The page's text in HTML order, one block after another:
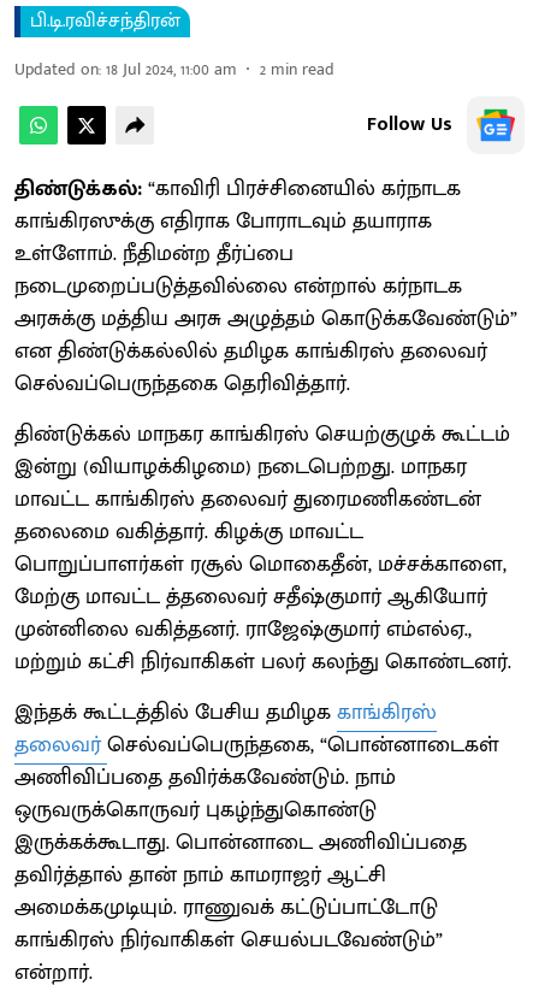
பி.டி.ரவிச்சந்திரன்
Updated on:18 Jul 2024, 11:00 am 2 min read
Follow Us
திண்டுக்கல்:“காவிரி பிரச்சினையில் கர்நாடக
காங்கிரஸுக்கு எதிராக போராடவும் தயாராக
உள்ளோம். நீதிமன்ற தீர்ப்பை
நடைமுறைப்படுத்தவில்லை என்றால் கர்நாடக
அரசுக்கு மத்திய அரசு அழுத்தம் கொடுக்கவேண்டும்”
என திண்டுக்கல்லில் தமிழக காங்கிரஸ் தலைவர்
செல்வப்பெருந்தகை தெரிவித்தார்.
திண்டுக்கல் மாநகர காங்கிரஸ் செயற்குழுக் கூட்டம்
இன்று (வியாழக்கிழமை) நடைபெற்றது. மாநகர
மாவட்ட காங்கிரஸ் தலைவர் துரைமணிகண்டன்
தலைமை வகித்தார். கிழக்கு மாவட்ட
பொறுப்பாளர்கள் ரசூல் மொகைதீன், மச்சக்காளை,
மேற்கு மாவட்ட த்தலைவர் சதீஷ்குமார் ஆகியோர்
முன்னிலை வகித்தனர். ராஜேஷ்குமார் எம்எல்ஏ.,
மற்றும் கட்சி நிர்வாகிகள் பலர் கலந்து கொண்டனர்.
இந்தக் கூட்டத்தில் பேசிய தமிழககாங்கிரஸ்
தலைவர்செல்வப்பெருந்தகை, “பொன்னாடைகள்
அணிவிப்பதை தவிர்க்கவேண்டும். நாம்
ஒருவருக்கொருவர் புகழ்ந்துகொண்டு
இருக்கக்கூடாது. பொன்னாடை அணிவிப்பதை
தவிர்த்தால் தான் நாம் காமராஜர் ஆட்சி
அமைக்கமுடியும். ராணுவக் கட்டுப்பாட்டோடு
காங்கிரஸ் நிர்வாகிகள் செயல்படவேண்டும்”
என்றார்.